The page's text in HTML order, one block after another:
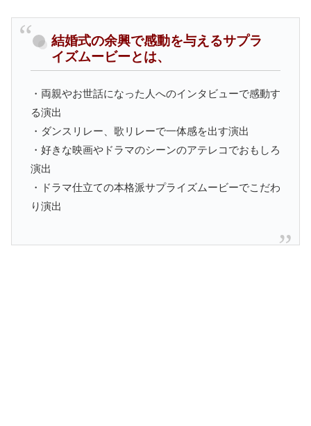
結婚式の余興で感動を与えるサプラ
イズムービーとは、
・両親やお世話になった人へのインタビューで感動す
る演出
・ダンスリレー、歌リレーで一体感を出す演出
・好きな映画やドラマのシーンのアテレコでおもしろ
演出
・ドラマ仕立ての本格派サプライズムービーでこだわ
り演出